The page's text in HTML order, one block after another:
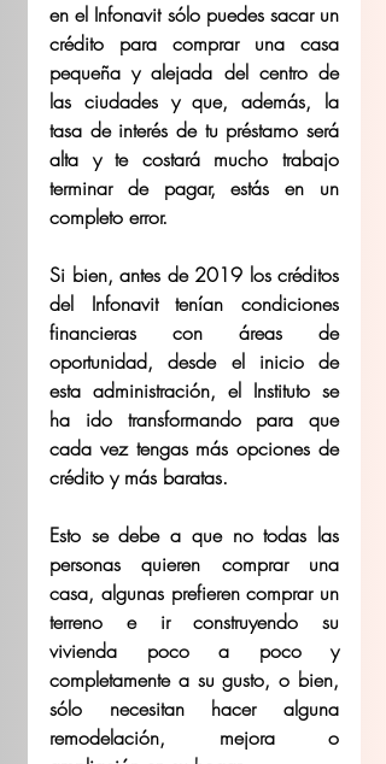
en el Infonavit sólo puedes sacar un
crédito para comprar una casa
pequeña y alejada del centro de
las ciudades y que, además, la
tasa de interés de tu préstamo será
alta y te costará mucho trabajo
terminar de pagar, estás en un
completo error.
Si bien, antes de 2019 los créditos
del Infonavit tenían condiciones
financieras con áreas de
oportunidad, desde el inicio de
esta administración, el Instituto se
ha ido transformando para que
cada vez tengas más opciones de
crédito y más baratas.
Esto se debe a que no todas las
personas quieren comprar una
casa, algunas prefieren comprar un
terreno e ir construyendo su
vivienda poco a poco y
completamente a su gusto, o bien,
sólo necesitan hacer alguna
remodelación, mejora o